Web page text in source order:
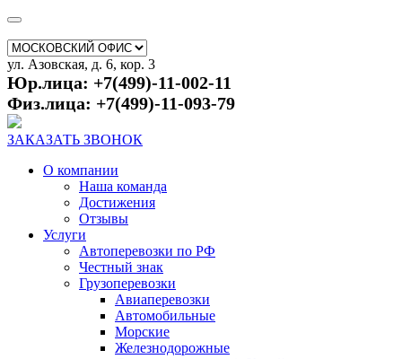
ул. Азовская, д. 6, кор. 3
Юр.лица: +7(499)-11-002-11
Физ.лица: +7(499)-11-093-79
ЗАКАЗАТЬ ЗВОНОК
О компании
Наша команда
Достижения
Отзывы
Услуги
Автоперевозки по РФ
Честный знак
Грузоперевозки
Авиаперевозки
Автомобильные
Морские
Железнодорожные